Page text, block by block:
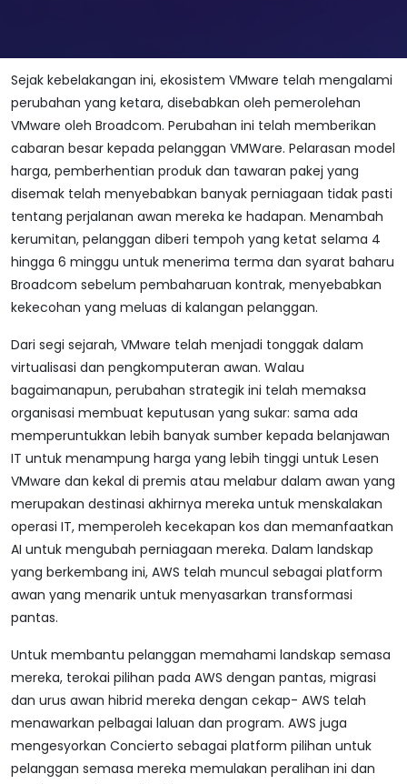
Sejak kebelakangan ini, ekosistem VMware telah mengalami
perubahan yang ketara, disebabkan oleh pemerolehan
VMware oleh Broadcom. Perubahan ini telah memberikan
cabaran besar kepada pelanggan VMWare. Pelarasan model
harga, pemberhentian produk dan tawaran pakej yang
disemak telah menyebabkan banyak perniagaan tidak pasti
tentang perjalanan awan mereka ke hadapan. Menambah
kerumitan, pelanggan diberi tempoh yang ketat selama 4
hingga 6 minggu untuk menerima terma dan syarat baharu
Broadcom sebelum pembaharuan kontrak, menyebabkan
kekecohan yang meluas di kalangan pelanggan.
Dari segi sejarah, VMware telah menjadi tonggak dalam
virtualisasi dan pengkomputeran awan. Walau
bagaimanapun, perubahan strategik ini telah memaksa
organisasi membuat keputusan yang sukar: sama ada
memperuntukkan lebih banyak sumber kepada belanjawan
IT untuk menampung harga yang lebih tinggi untuk Lesen
VMware dan kekal di premis atau melabur dalam awan yang
merupakan destinasi akhirnya mereka untuk menskalakan
operasi IT, memperoleh kecekapan kos dan memanfaatkan
AI untuk mengubah perniagaan mereka. Dalam landskap
yang berkembang ini, AWS telah muncul sebagai platform
awan yang menarik untuk menyasarkan transformasi
pantas.
Untuk membantu pelanggan memahami landskap semasa
mereka, terokai pilihan pada AWS dengan pantas, migrasi
dan urus awan hibrid mereka dengan cekap- AWS telah
menawarkan pelbagai laluan dan program. AWS juga
mengesyorkan Concierto sebagai platform pilihan untuk
pelanggan semasa mereka memulakan peralihan ini dan